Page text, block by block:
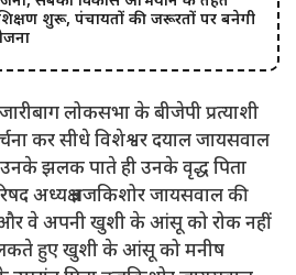
शुरू, पंचायतों की जरूरतों पर बनेगी
लोकसभा के बीजेपी प्रत्याशी
कर सीधे विशेश्वर दयाल जायसवाल
झलक पाते ही उनके वृद्ध पिता
अध्यक्ष ब्रजकिशोर जायसवाल की
वे अपनी खुशी के आंसू को रोक नहीं
हुए खुशी के आंसू को मनीष